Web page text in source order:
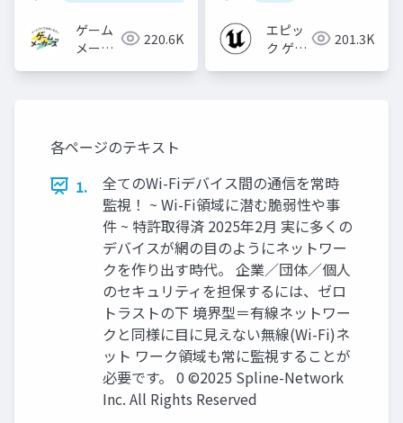
ゲーム
メーカ
220.6K
エピッ
ク ゲー
201.3K
各ページのテキスト
1.
全てのWi-Fiデバイス間の通信を常時
監視！ ~ Wi-Fi領域に潜む脆弱性や事
件 ~ 特許取得済 2025年2月 実に多くの
デバイスが網の目のようにネットワー
クを作り出す時代。 企業／団体／個人
のセキュリティを担保するには、ゼロ
トラストの下 境界型＝有線ネットワー
クと同様に目に見えない無線(Wi-Fi)ネ
ット ワーク領域も常に監視することが
必要です。 0 ©2025 Spline-Network
Inc. All Rights Reserved